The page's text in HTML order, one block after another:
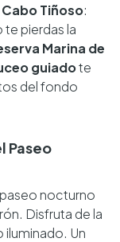
Cabo Tiñoso:
te pierdas la
Marina de
guiadote
del fondo
Paseo
nocturno
Disfruta de la
iluminado. Un